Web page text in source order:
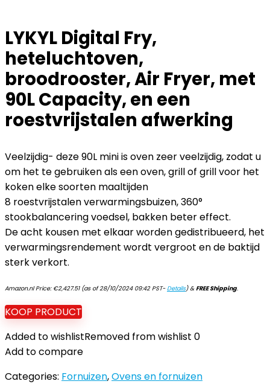
LYKYL Digital Fry,
heteluchtoven,
broodrooster, Air Fryer, met
90L Capacity, en een
roestvrijstalen afwerking
Veelzijdig- deze 90L mini is oven zeer veelzijdig, zodat u
om het te gebruiken als een oven, grill of grill voor het
koken elke soorten maaltijden
8 roestvrijstalen verwarmingsbuizen, 360°
stookbalancering voedsel, bakken beter effect.
De acht kousen met elkaar worden gedistribueerd, het
verwarmingsrendement wordt vergroot en de baktijd
sterk verkort.
Amazon.nl Price: €2,427.51(as of 28/10/2024 09:42 PST-Details)&FREE Shipping.
KOOP PRODUCT
Added to wishlistRemoved from wishlist 0
Add to compare
Categories: Fornuizen,Ovens en fornuizen